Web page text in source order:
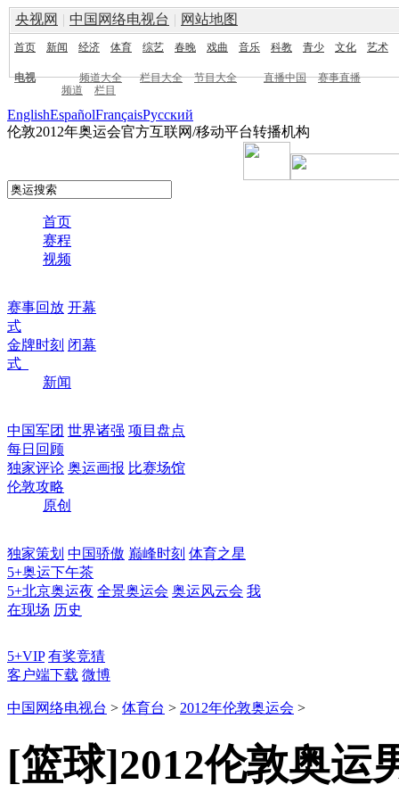
央视网 | 中国网络电视台 | 网站地图
首页 新闻 经济 体育 综艺 春晚 戏曲 音乐 科教 青少 文化 艺术
电视 频道大全 栏目大全 节目大全 直播中国
赛事直播
频道
栏目
EnglishEspañolFrançaisPусский
伦敦2012年奥运会官方互联网/移动平台转播机构
首页
赛程
视频
赛事回放 开幕
式
金牌时刻 闭幕
式
新闻
中国军团 世界诸强 项目盘点
每日回顾
独家评论 奥运画报 比赛场馆
伦敦攻略
原创
独家策划 中国骄傲 巅峰时刻 体育之星
5+奥运下午茶
5+北京奥运夜 全景奥运会 奥运风云会 我
在现场 历史
5+VIP 有奖竞猜
客户端下载 微博
中国网络电视台 > 体育台 > 2012年伦敦奥运会 >
[篮球]2012伦敦奥运